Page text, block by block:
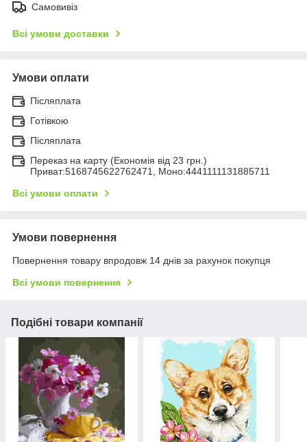
Самовивіз
Всі умови доставки
Умови оплати
Післяплата
Готівкою
Післяплата
Переказ на карту (Економія від 23 грн.)
Приват:5168745622762471, Моно:4441111131885711
Всі умови оплати
Умови повернення
Повернення товару впродовж 14 днів за рахунок покупця
Всі умови повернення
Подібні товари компанії